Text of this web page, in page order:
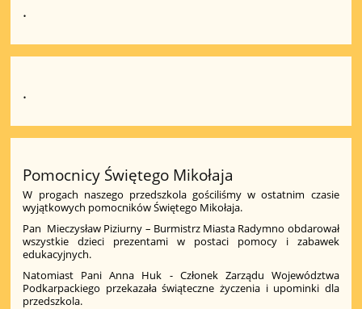
.
.
Pomocnicy Świętego Mikołaja
W progach naszego przedszkola gościliśmy w ostatnim czasie
wyjątkowych pomocników Świętego Mikołaja.
Pan Mieczysław Piziurny – Burmistrz Miasta Radymno obdarował
wszystkie dzieci prezentami w postaci pomocy i zabawek
edukacyjnych.
Natomiast Pani Anna Huk - Członek Zarządu Województwa
Podkarpackiego przekazała świąteczne życzenia i upominki dla
przedszkola.